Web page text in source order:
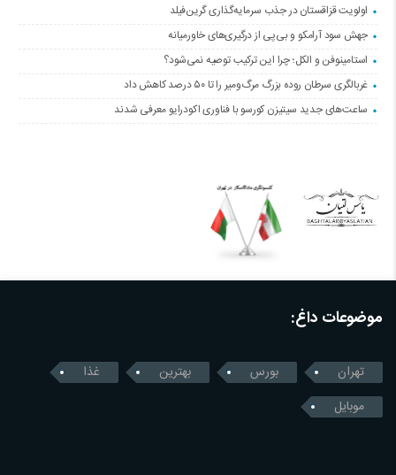
اولویت قزاقستان در جذب سرمایه‌گذاری گرین‌فیلد
جهش سود آرامکو و بی‌پی از درگیری‌های خاورمیانه
استامینوفن و الکل؛ چرا این ترکیب توصیه نمی‌شود؟
غربالگری سرطان روده بزرگ مرگ‌ومیر را تا ۵۰ درصد کاهش داد
ساعت‌های جدید سیتیزن کورسو با فناوری اکودرایو معرفی شدند
موضوعات داغ:
تهران بورس بهترین
غذا
موبایل